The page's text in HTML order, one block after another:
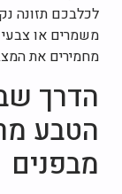
לכלבכם תזונה
משמרים או
מחמירים את
הדרך
הטבע
מבפנים